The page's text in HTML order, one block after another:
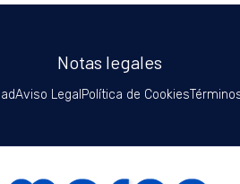
Notas legales
Aviso Legal Política de Cookies